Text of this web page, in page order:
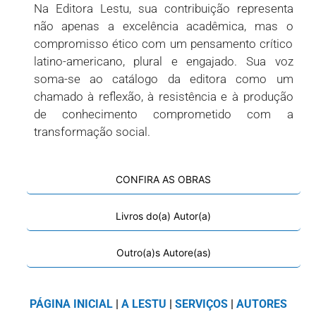
CONFIRA AS OBRAS
Livros do(a) Autor(a)
Outro(a)s Autore(as)
Na Editora Lestu, sua contribuição representa
não apenas a excelência acadêmica, mas o
compromisso ético com um pensamento crítico
latino-americano, plural e engajado. Sua voz
soma-se ao catálogo da editora como um
chamado à reflexão, à resistência e à produção
de conhecimento comprometido com a
transformação social.
PÁGINA INICIAL| A LESTU | SERVIÇOS| AUTORES